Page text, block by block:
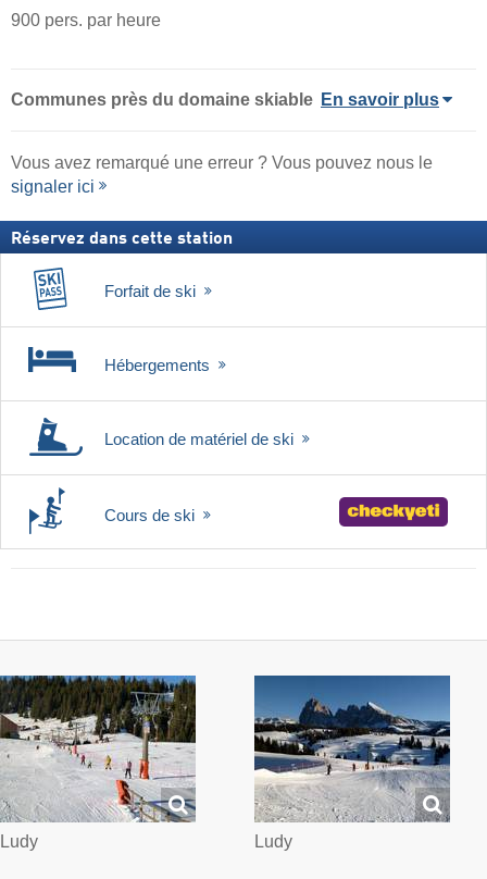
900 pers. par heure
Communes près du domaine skiable En savoir plus
Vous avez remarqué une erreur ? Vous pouvez nous le
signaler ici
Réservez dans cette station
Forfait de ski
Hébergements
Location de matériel de ski
Cours de ski
Ludy Ludy